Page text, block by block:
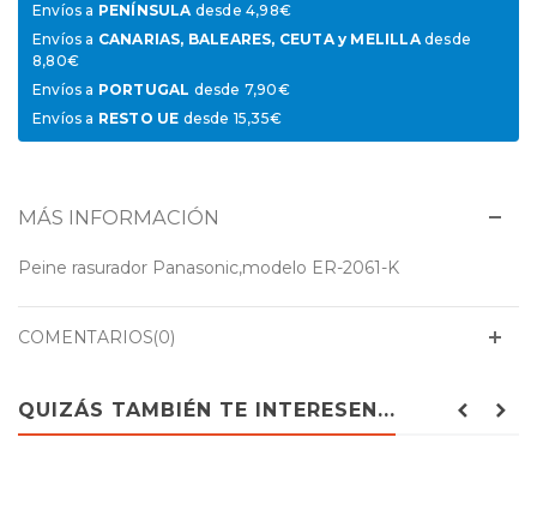
Envíos a PENÍNSULAdesde 4,98€
Envíos a CANARIAS, BALEARES, CEUTA y MELILLAdesde
8,80€
Envíos a PORTUGAL desde 7,90€
Envíos a RESTO UE desde 15,35€
MÁS INFORMACIÓN
Peine rasurador Panasonic,modelo ER-2061-K
COMENTARIOS(0)
QUIZÁS TAMBIÉN TE INTERESEN...